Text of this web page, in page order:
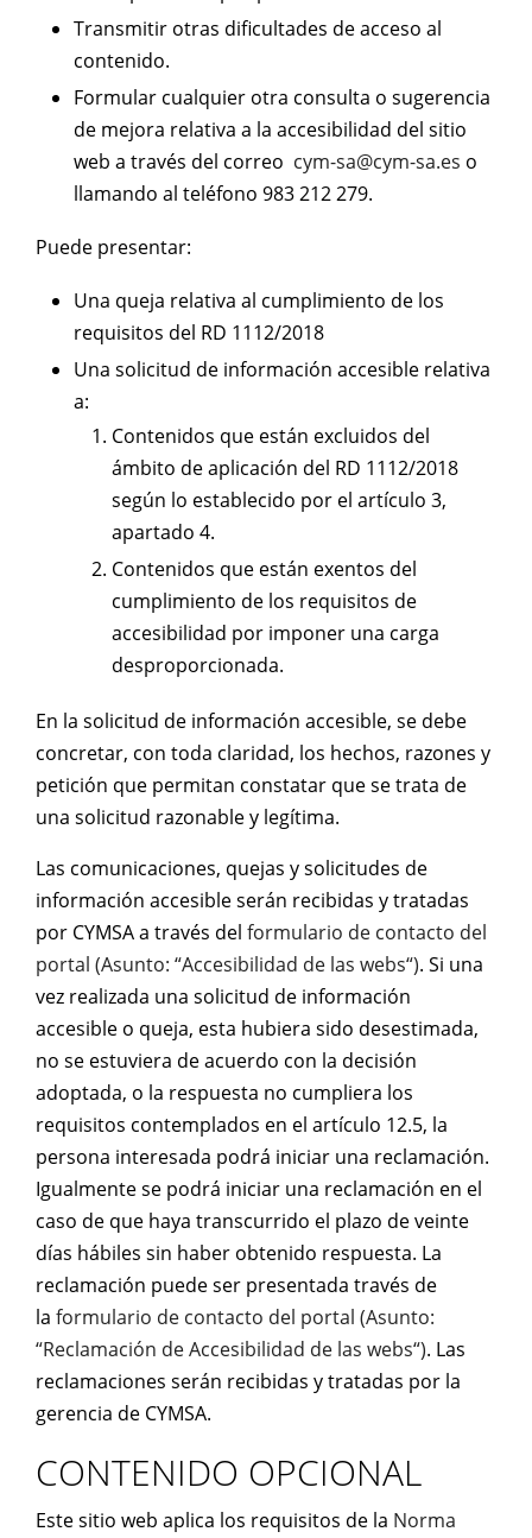
Transmitir otras dificultades de acceso al
contenido.
Formular cualquier otra consulta o sugerencia
de mejora relativa a la accesibilidad del sitio
web a través del correo cym-sa@cym-sa.es o
llamando al teléfono 983 212 279.
Puede presentar:
Una queja relativa al cumplimiento de los
requisitos del RD 1112/2018
Una solicitud de información accesible relativa
a:
Contenidos que están excluidos del
ámbito de aplicación del RD 1112/2018
según lo establecido por el artículo 3,
apartado 4.
Contenidos que están exentos del
cumplimiento de los requisitos de
accesibilidad por imponer una carga
desproporcionada.
En la solicitud de información accesible, se debe
concretar, con toda claridad, los hechos, razones y
petición que permitan constatar que se trata de
una solicitud razonable y legítima.
Las comunicaciones, quejas y solicitudes de
información accesible serán recibidas y tratadas
por CYMSA a través del formulario de contacto del
portal (Asunto: “Accesibilidad de las webs“). Si una
vez realizada una solicitud de información
accesible o queja, esta hubiera sido desestimada,
no se estuviera de acuerdo con la decisión
adoptada, o la respuesta no cumpliera los
requisitos contemplados en el artículo 12.5, la
persona interesada podrá iniciar una reclamación.
Igualmente se podrá iniciar una reclamación en el
caso de que haya transcurrido el plazo de veinte
días hábiles sin haber obtenido respuesta. La
reclamación puede ser presentada través de
la formulario de contacto del portal (Asunto:
“Reclamación de Accesibilidad de las webs“). Las
reclamaciones serán recibidas y tratadas por la
gerencia de CYMSA.
CONTENIDO OPCIONAL
Este sitio web aplica los requisitos de la Norma